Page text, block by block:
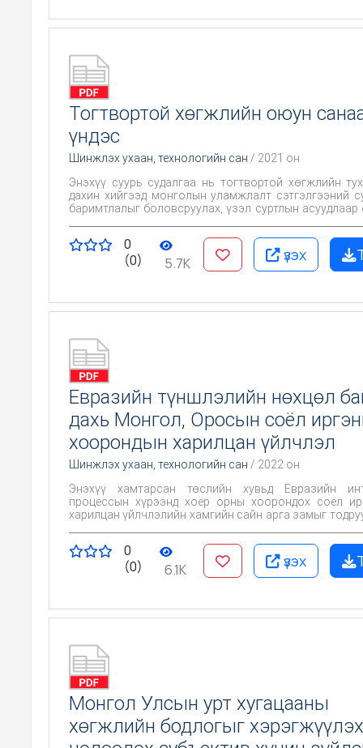
Тогтвортой хөгжлийн оюун
үндэс
Шинжлэх ухаан, технологийн сан / 2021 он
Энэхүү суурь судалгаа нь тогтвортой хөгжлийн
дахин хийгээд монголын уламжлалт сэтгэлгээний
баримтлалыг боловсруулах, үзэл суртлын асуудлаар
оюун сэтгэлгээний, ёс журам ба шударга ёсны,
бодит мэдлэгийн, хүмүүнлэгийн болон соёл
үндэслэлүүдийг боловсруулж төрийн удирдлагад
0
(0)
5.7K үзэх
Евразийн түншлэлийн нөхцөл
дахь Монгол, Оросын соёл
хоорондын харилцан үйлчлэл
Шинжлэх ухаан, технологийн сан / 2022 он
Энэхүү хамтарсан төслийн хувьд Евразийн
процессын хүрээнд хоёр орны хоорондох соёл
харилцан үйлчлэлийн хамгийн сайн арга замыг
явцад Орос, Монголын соёл иргэншлийн түүх,
байдал гүнзгий, илт тод илэрнэ. Евразийн
олон улсын үр өгөөжтэй хамтын ажиллагааг бий
Тус хамтарсан төсөл хэрэгжсэн хугацаанд
танилцуулж байна.
0
(0)
6.1K үзэх
Монгол Улсын урт хугацааны
хөгжлийн бодлогыг